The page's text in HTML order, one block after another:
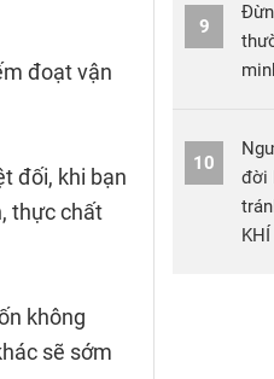
đoạt vận
đối, khi bạn
thực chất
không
sẽ sớm
9
10
đời